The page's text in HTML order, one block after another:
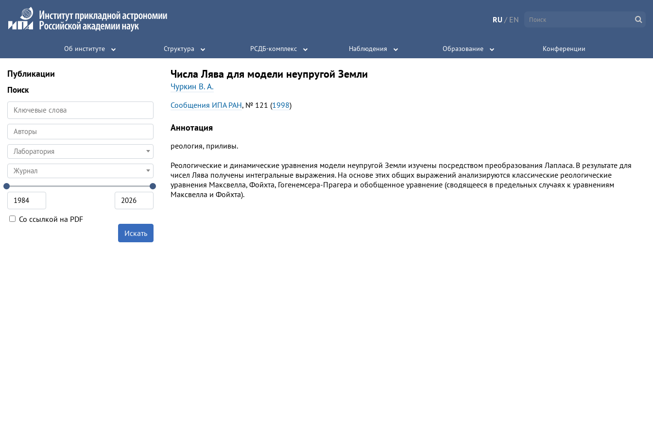
RU / EN
Об институте Структура РСДБ-комплекс Наблюдения Образование Конференции
Публикации
Поиск
Лаборатория
Журнал
Со ссылкой на PDF
Искать
Числа Лява для модели неупругой Земли
Чуркин В. А.
Сообщения ИПА РАН, № 121 (1998)
Аннотация
реология, приливы.
Реологические и динамические уравнения модели неупругой Земли изучены посредством преобразования Лапласа. В результате для
чисел Лява получены интегральные выражения. На основе этих общих выражений анализируются классические реологические
уравнения Максвелла, Фойхта, Гогенемсера-Прагера и обобщенное уравнение (сводящееся в предельных случаях к уравнениям
Максвелла и Фойхта).